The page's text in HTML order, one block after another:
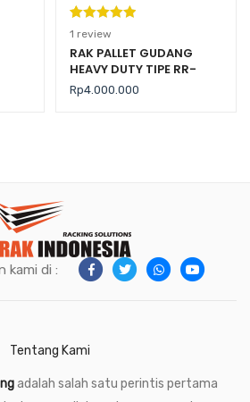
Peringkat
5.00dari 5
berdasarka
n
1
penilaian
1 review
RAK PALLET GUDANG
HEAVY DUTY TIPE RR-
2000 KAPASITAS 2 TON /
LEVEL
Rp4.000.000
kami di :
Tentang Kami
adalah salah satu perintis pertama